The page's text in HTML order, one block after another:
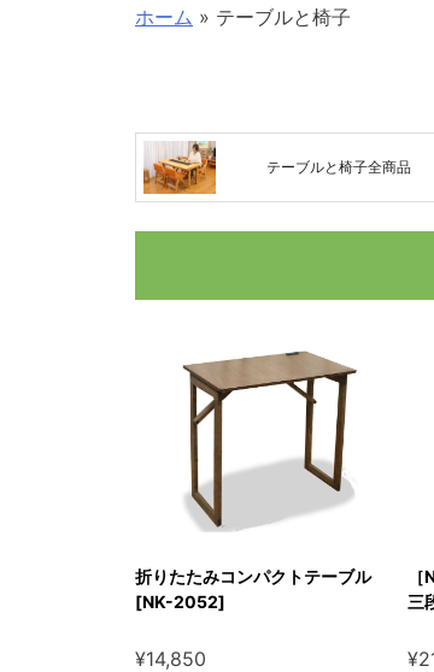
ホーム » テーブルと椅子
テーブルと椅子全商品
折りたたみコンパクトテーブル
[NK-2052]
¥14,850
三